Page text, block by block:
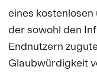
eines
der sowohl den
Endnutzern
Glaubwürdigkeit